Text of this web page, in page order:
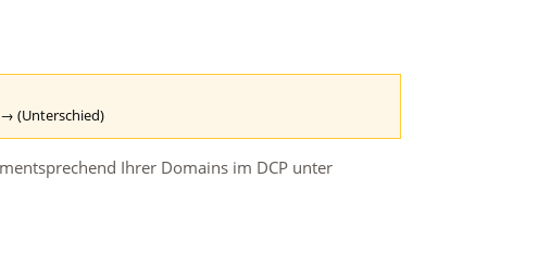
(Unterschied)
Ihrer Domains im DCP unter